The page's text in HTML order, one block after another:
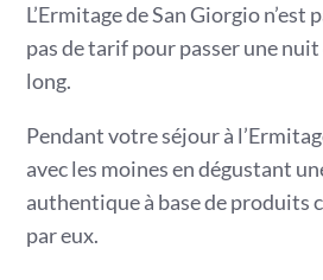
L’Ermitage de San Giorgio n’est
pas de tarif pour passer une
long.
Pendant votre séjour à
avec les moines en dégustant
authentique à base de produits
par eux.